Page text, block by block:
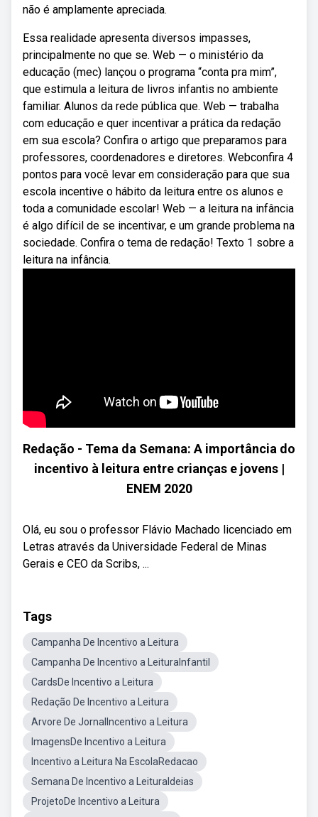
não é amplamente apreciada.
Essa realidade apresenta diversos impasses,
principalmente no que se. Web — o ministério da
educação (mec) lançou o programa “conta pra mim”,
que estimula a leitura de livros infantis no ambiente
familiar. Alunos da rede pública que. Web — trabalha
com educação e quer incentivar a prática da redação
em sua escola? Confira o artigo que preparamos para
professores, coordenadores e diretores. Webconfira 4
pontos para você levar em consideração para que sua
escola incentive o hábito da leitura entre os alunos e
toda a comunidade escolar! Web — a leitura na infância
é algo difícil de se incentivar, e um grande problema na
sociedade. Confira o tema de redação! Texto 1 sobre a
leitura na infância.
Redação - Tema da Semana: A importância do
incentivo à leitura entre crianças e jovens |
ENEM 2020
Olá, eu sou o professor Flávio Machado licenciado em
Letras através da Universidade Federal de Minas
Gerais e CEO da Scribs, ...
Tags
Campanha De Incentivo a Leitura
Campanha De Incentivo a LeituraInfantil
CardsDe Incentivo a Leitura
Redação De Incentivo a Leitura
Arvore De JornalIncentivo a Leitura
ImagensDe Incentivo a Leitura
Incentivo a Leitura Na EscolaRedacao
Semana De Incentivo a LeituraIdeias
ProjetoDe Incentivo a Leitura